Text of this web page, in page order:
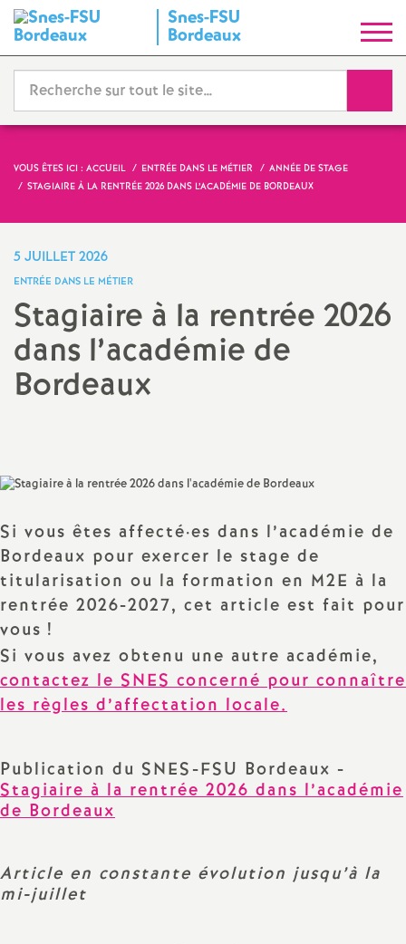
Snes-FSU
Bordeaux
y
n
d
i
a
t
i
o
a
d
s
VOUS ÊTES ICI : ACCUEIL ENTRÉE DANS LE MÉTIER
ANNÉE DE STAGE
STAGIAIRE À LA RENTRÉE 2026 DANS L’ACADÉMIE DE BORDEAUX
5 JUILLET 2026
ENTRÉE DANS LE MÉTIER
Stagiaire à la rentrée 2026
dans l’académie de
Bordeaux
Si vous êtes affecté·es dans l’académie de
Bordeaux pour exercer le stage de
titularisation ou la formation en M2E à la
rentrée 2026-2027, cet article est fait pour
vous !
Si vous avez obtenu une autre académie,
contactez le SNES concerné pour connaître
les règles d’affectation locale.
Publication du SNES-FSU Bordeaux -
Stagiaire à la rentrée 2026 dans l’académie
de Bordeaux
Article en constante évolution jusqu’à la
mi-juillet